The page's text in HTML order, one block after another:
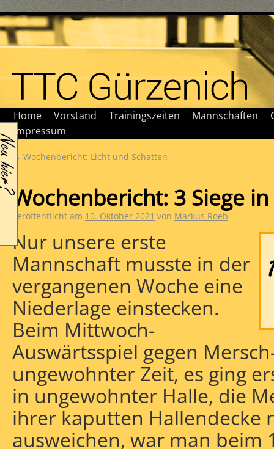
Home Vorstand Trainingszeiten Mannschaften
Impressum
← Wochenbericht: Licht und Schatten
Wochenbericht: 3 Siege
Veröffentlicht am 10. Oktober 2021 von Markus Roeb
Nur unsere erste
Mannschaft musste in der
vergangenen Woche eine
Niederlage einstecken.
Beim Mittwoch-
Auswärtsspiel gegen
ungewohnter Zeit, es ging
in ungewohnter Halle, die
ihrer kaputten Hallendecke
ausweichen, war man beim